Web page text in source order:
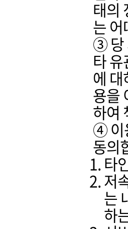
태의
는
③ 당
타
에
용을
하여
④ 이
동의
타
저
는
하